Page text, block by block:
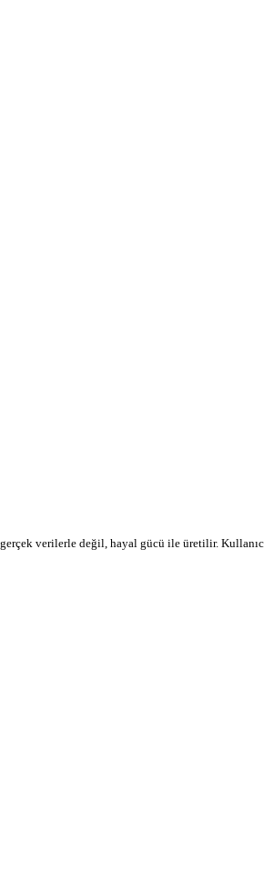
verilerle değil, hayal gücü ile üretilir.